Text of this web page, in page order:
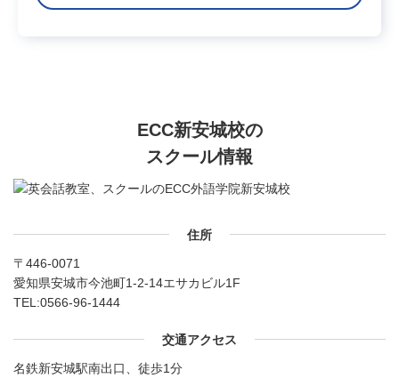
ECC新安城校の
スクール情報
住所
〒446-0071
愛知県安城市今池町1-2-14エサカビル1F
TEL:0566-96-1444
交通アクセス
名鉄新安城駅南出口、徒歩1分